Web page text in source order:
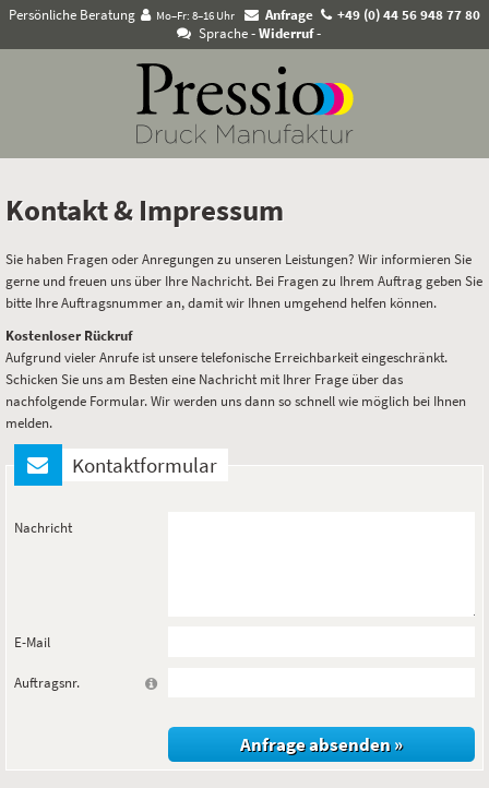
Persönliche Beratung Mo–Fr: 8–16 Uhr Anfrage
+49 (0) 44 56 948 77 80
Sprache- Widerruf -
Kontakt & Impressum
Sie haben Fragen oder Anregungen zu unseren Leistungen? Wir informieren Sie
gerne und freuen uns über Ihre Nachricht. Bei Fragen zu Ihrem Auftrag geben Sie
bitte Ihre Auftragsnummer an, damit wir Ihnen umgehend helfen können.
Kostenloser Rückruf
Aufgrund vieler Anrufe ist unsere telefonische Erreichbarkeit eingeschränkt.
Schicken Sie uns am Besten eine Nachricht mit Ihrer Frage über das
nachfolgende Formular. Wir werden uns dann so schnell wie möglich bei Ihnen
melden.
Kontaktformular
Nachricht
E-Mail
Auftragsnr.